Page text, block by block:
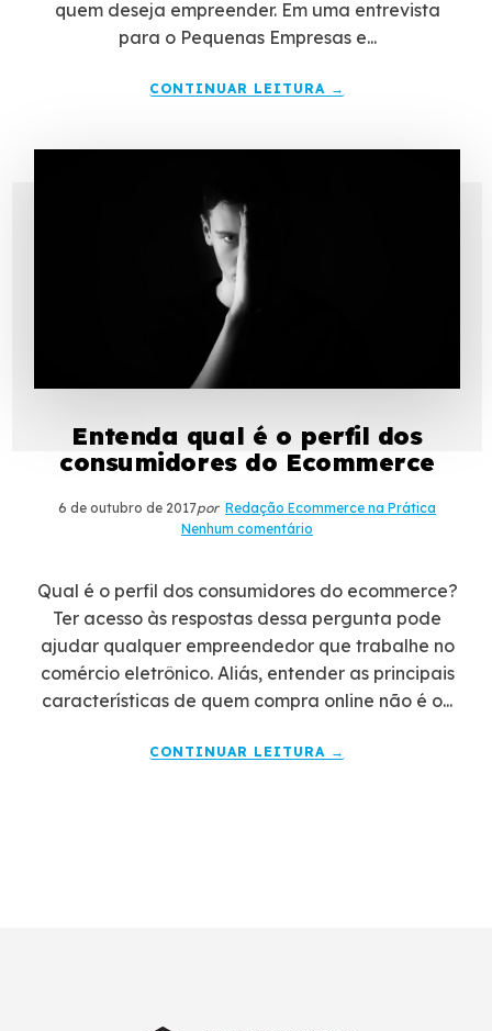
quem deseja empreender. Em uma entrevista
para o Pequenas Empresas e...
CONTINUAR LEITURA →
Entenda qual é o perfil dos
consumidores do Ecommerce
6 de outubro de 2017por Redação Ecommerce na Prática
Nenhum comentário
Qual é o perfil dos consumidores do ecommerce?
Ter acesso às respostas dessa pergunta pode
ajudar qualquer empreendedor que trabalhe no
comércio eletrônico. Aliás, entender as principais
características de quem compra online não é o...
CONTINUAR LEITURA →